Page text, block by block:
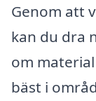
Genom att
kan du dra
om
bäst i